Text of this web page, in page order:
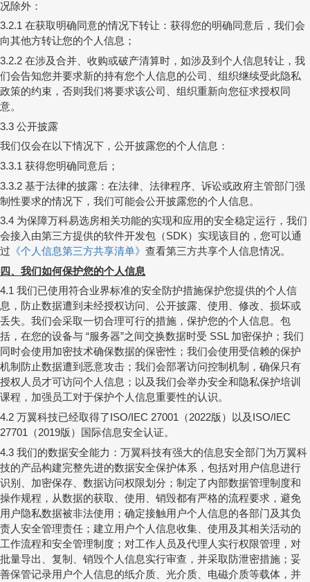
况除外：
3.2.1 在获取明确同意的情况下转让：获得您的明确同意后，我们会
向其他方转让您的个人信息；
3.2.2 在涉及合并、收购或破产清算时，如涉及到个人信息转让，我
们会告知您并要求新的持有您个人信息的公司、组织继续受此隐私
政策的约束，否则我们将要求该公司、组织重新向您征求授权同
意。
3.3 公开披露
我们仅会在以下情况下，公开披露您的个人信息：
3.3.1 获得您明确同意后；
3.3.2 基于法律的披露：在法律、法律程序、诉讼或政府主管部门强
制性要求的情况下，我们可能会公开披露您的个人信息。
3.4 为保障万科易选房相关功能的实现和应用的安全稳定运行，我们
会接入由第三方提供的软件开发包（SDK）实现该目的，您可以通
过 《个人信息第三方共享清单》 查看第三方共享个人信息情况。
四、我们如何保护您的个人信息
4.1 我们已使用符合业界标准的安全防护措施保护您提供的个人信
息，防止数据遭到未经授权访问、公开披露、使用、修改、损坏或
丢失。我们会采取一切合理可行的措施，保护您的个人信息。包
括，在您的设备与 “服务器”之间交换数据时受 SSL 加密保护；我们
同时会使用加密技术确保数据的保密性；我们会使用受信赖的保护
机制防止数据遭到恶意攻击；我们会部署访问控制机制，确保只有
授权人员才可访问个人信息；以及我们会举办安全和隐私保护培训
课程，加强员工对于保护个人信息重要性的认识。
4.2 万翼科技已经取得了 ISO/IEC 27001 （2022版）以及 ISO/IEC
27701
（2019版）国际信息安全认证。
4.3 我们的数据安全能力：万翼科技有强大的信息安全部门为万翼科
技的产品构建完整先进的数据安全保护体系，包括对用户信息进行
识别、加密保存、数据访问权限划分；制定了内部数据管理制度和
操作规程，从数据的获取、使用、销毁都有严格的流程要求，避免
用户隐私数据被非法使用；确定接触用户个人信息的各部门及其负
责人安全管理责任；建立用户个人信息收集、使用及其相关活动的
工作流程和安全管理制度； 对工作人员及代理人实行权限管理，对
批量导出、复制、销毁个人信息实行审查，并采取防泄密措施； 妥
善保管记录用户个人信息的纸介质、光介质、电磁介质等载体，并